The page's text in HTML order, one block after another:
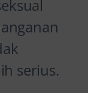
serius.